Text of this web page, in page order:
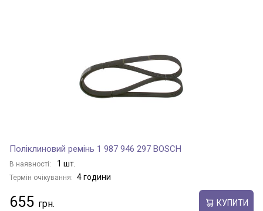
Поліклиновий ремінь 1 987 946 297 BOSCH
В наявності: 1 шт.
Термін очікування: 4 години
655 КУПИТИ